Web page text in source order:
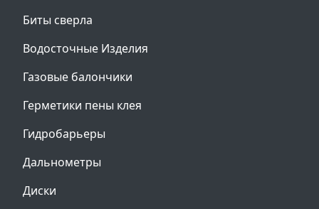
Биты сверла
Водосточные Изделия
Газовые балончики
Герметики пены клея
Гидробарьеры
Дальнометры
Диски